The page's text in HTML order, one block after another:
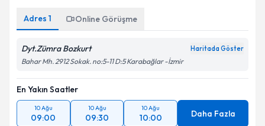
Adres 1 Online Görüşme
Dyt.Zümra Bozkurt Haritada Göster
Bahar Mh. 2912 Sokak. no:5-11 D:5 Karabağlar -İzmir
En Yakın Saatler
10 Ağu
09:00
10 Ağu
09:30
10 Ağu
10:00 Daha Fazla